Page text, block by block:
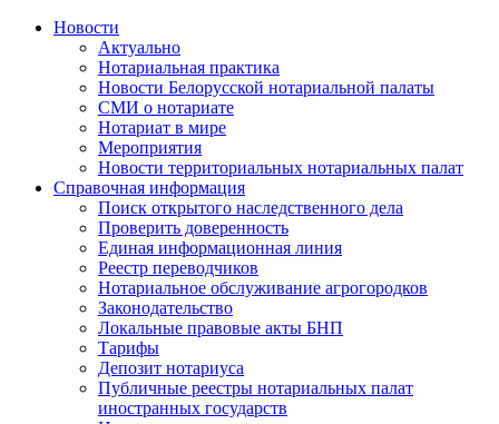
Новости
Актуально
Нотариальная практика
Новости Белорусской нотариальной палаты
СМИ о нотариате
Нотариат в мире
Мероприятия
Новости территориальных нотариальных палат
Справочная информация
Поиск открытого наследственного дела
Проверить доверенность
Единая информационная линия
Реестр переводчиков
Нотариальное обслуживание агрогородков
Законодательство
Локальные правовые акты БНП
Тарифы
Депозит нотариуса
Публичные реестры нотариальных палат
иностранных государств